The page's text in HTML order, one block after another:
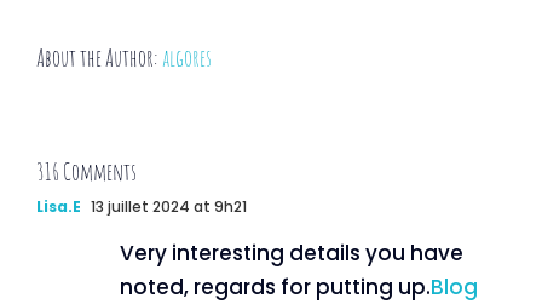
About the Author:algores
316 Comments
Lisa.E 13 juillet 2024 at 9h21
Very interesting details you have
noted, regards for putting up.Blog